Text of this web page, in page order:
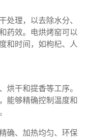
处理，以去除水分、
药效。电烘烤窑可以
和时间，如枸杞、人
烘干和提香等工序。
能够精确控制温度和
确、加热均匀、环保